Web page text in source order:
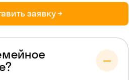
заявку →